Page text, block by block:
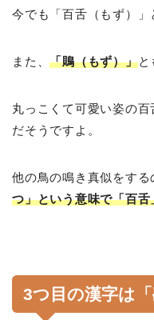
今でも「百舌（もず）」
また、「鵙（もず）」と
丸っこくて可愛い姿の
だそうですよ。
他の鳥の鳴き真似をす
つ」という意味で「百舌
3つ目の漢字は「